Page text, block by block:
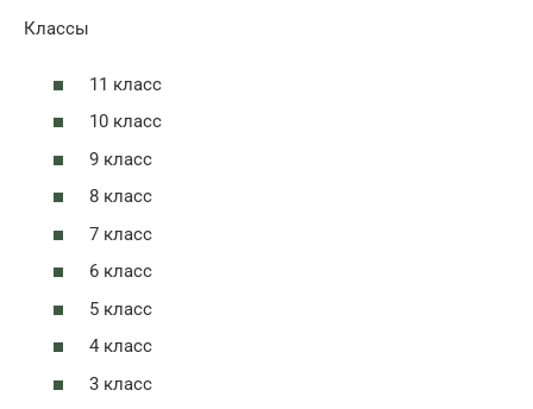
Классы
11 класс
10 класс
9 класс
8 класс
7 класс
6 класс
5 класс
4 класс
3 класс